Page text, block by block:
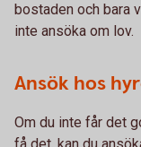
bostaden och bara
inte ansöka om lov.
Ansök hos
Om du inte får det